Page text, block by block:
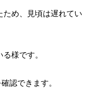
ため、見頃は遅れてい
様です。
認できます。